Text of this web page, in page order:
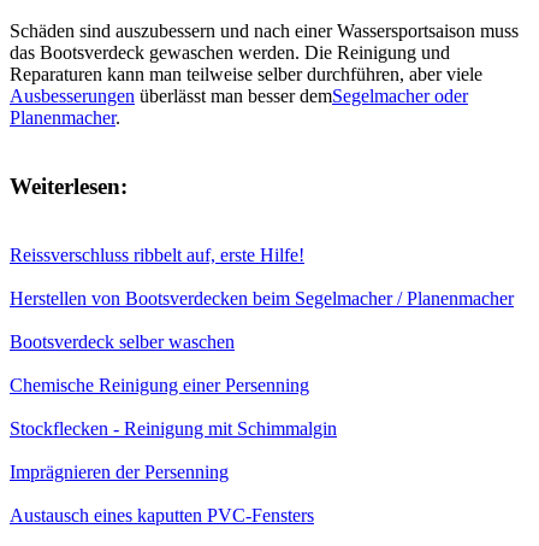
Schäden sind auszubessern und nach einer Wassersportsaison muss
das Bootsverdeck gewaschen werden. Die Reinigung und
Reparaturen kann man teilweise selber durchführen, aber viele
Ausbesserungen überlässt man besser demSegelmacher oder
Planenmacher.
Weiterlesen:
Reissverschluss ribbelt auf, erste Hilfe!
Herstellen von Bootsverdecken beim Segelmacher / Planenmacher
Bootsverdeck selber waschen
Chemische Reinigung einer Persenning
Stockflecken - Reinigung mit Schimmalgin
Imprägnieren der Persenning
Austausch eines kaputten PVC-Fensters